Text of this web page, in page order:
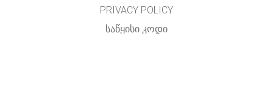
PRIVACY POLICY
ᲡᲐᲬᲧᲘᲡᲘ ᲙᲝᲓᲘ